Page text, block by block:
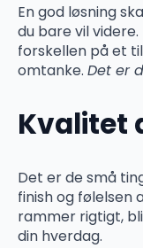
En god løsning
du bare vil
forskellen på et
omtanke. Det er
Kvalitet
Det er de små
finish og følelsen
rammer rigtigt,
din hverdag.